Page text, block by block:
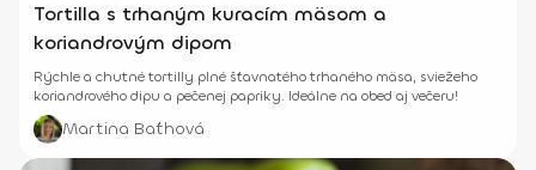
Tortilla s trhaným kuracím mäsom a
koriandrovým dipom
Rýchle a chutné tortilly plné šťavnatého trhaného mäsa, sviežeho
koriandrového dipu a pečenej papriky. Ideálne na obed aj večeru!
Martina Baťhová